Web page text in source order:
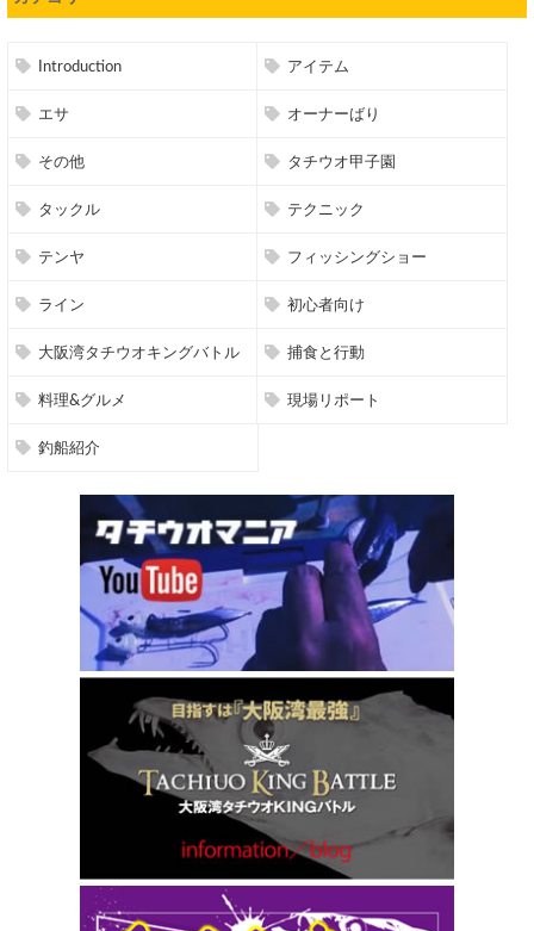
Introduction アイテム
エサ オーナーばり
その他 タチウオ甲子園
タックル テクニック
テンヤ フィッシングショー
ライン 初心者向け
大阪湾タチウオキングバトル 捕食と行動
料理&グルメ 現場リポート
釣船紹介